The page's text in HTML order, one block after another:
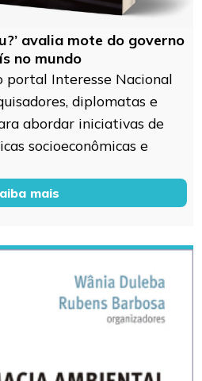
avalia mote do governo
no mundo
portal Interesse Nacional
diplomatas e
abordar iniciativas de
socioeconômicas e
mais